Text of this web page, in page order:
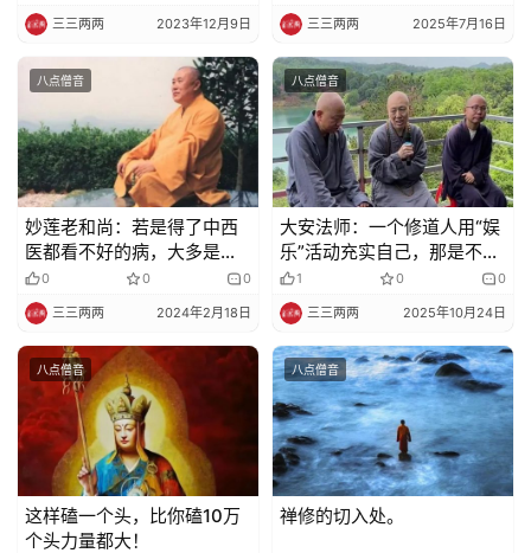
三三两两 2023年12月9日 三三两两 2025年7月16日
八点僧音
妙莲老和尚：若是得了中西
医都看不好的病，大多是这
样来的！
0 0 0
三三两两 2024年2月18日
八点僧音
大安法师：一个修道人用“娱
乐”活动充实自己，那是不适
宜的，要离开人群，离开那
些五欲六尘的熏习
1 0 0
三三两两 2025年10月24日
八点僧音
这样磕一个头，比你磕10万
个头力量都大！
八点僧音
禅修的切入处。